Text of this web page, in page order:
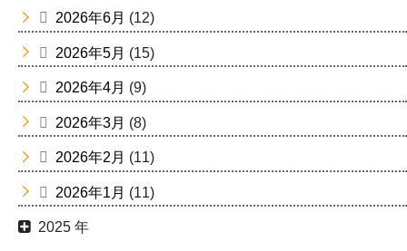
2026年6月 (12)
2026年5月 (15)
2026年4月 (9)
2026年3月 (8)
2026年2月 (11)
2026年1月 (11)
2025 年